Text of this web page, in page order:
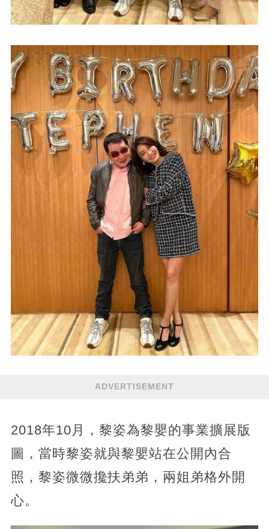
ADVERTISEMENT
2018年10月，黎姿為黎嬰的事業擴展版
圖，當時黎姿就與黎嬰站在公開內合
照，黎姿微微攙扶弟弟，兩姐弟格外開
心。